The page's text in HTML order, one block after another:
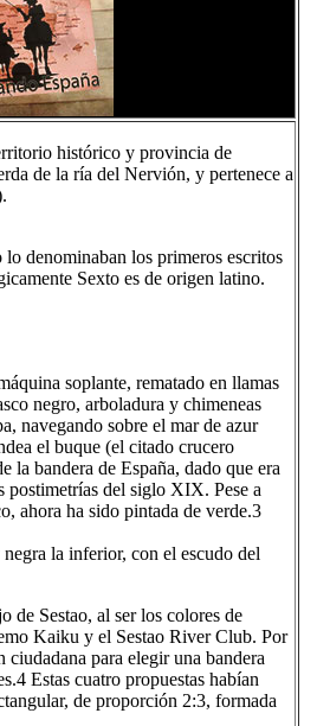
histórico y provincia de
de la ría del Nervión, y pertenece a
denominaban los primeros escritos
Sexto es de origen latino.
soplante, rematado en llamas
negro, arboladura y chimeneas
navegando sobre el mar de azur
el buque (el citado crucero
la bandera de España, dado que era
postimetrías del siglo XIX. Pese a
ahora ha sido pintada de verde.3​
la inferior, con el escudo del
Sestao, al ser los colores de
Kaiku y el Sestao River Club. Por
para elegir una bandera
Estas cuatro propuestas habían
de proporción 2:3, formada